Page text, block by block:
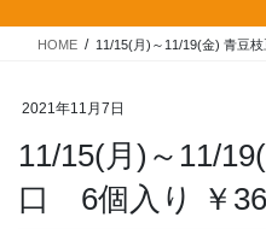
ス
ン
HOME 11/15(月)～11/19(金) 青豆
2021年11月7日
11/15(月)～11/
口 6個入り ￥